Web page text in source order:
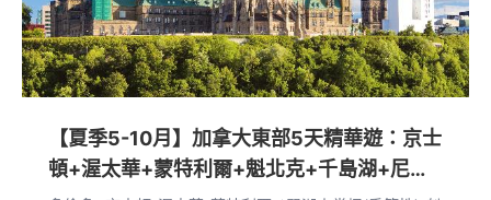
【夏季5-10月】加拿大東部5天精華遊：京士
頓+渥太華+蒙特利爾+魁北克+千島湖+尼亞